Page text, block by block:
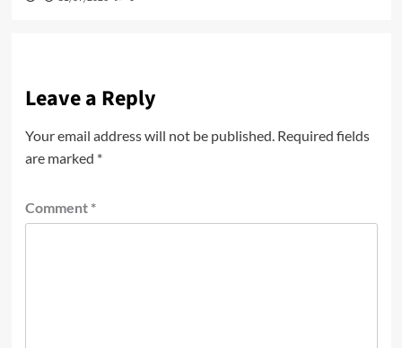
Leave a Reply
Your email address will not be published. Required fields
are marked *
Comment *